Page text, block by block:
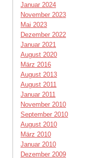
Januar 2024
November 2023
Mai 2023
Dezember 2022
Januar 2021
August 2020
März 2016
August 2013
August 2011
Januar 2011
November 2010
September 2010
August 2010
März 2010
Januar 2010
Dezember 2009